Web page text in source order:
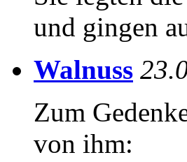
und gingen
Walnuss
Zum
von ihm: